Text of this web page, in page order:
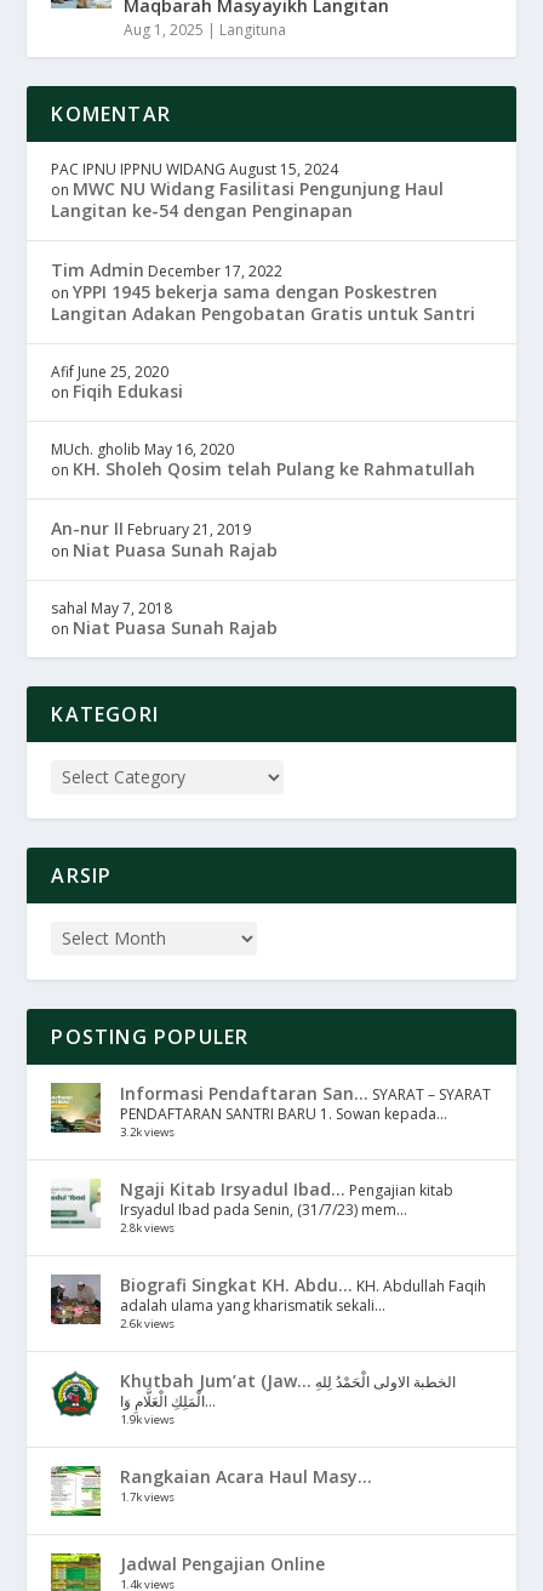
Maqbarah Masyayikh Langitan
Aug 1, 2025 | Langituna
KOMENTAR
PAC IPNU IPPNU WIDANG August 15, 2024
on MWC NU Widang Fasilitasi Pengunjung Haul
Langitan ke-54 dengan Penginapan
Tim Admin December 17, 2022
onYPPI 1945 bekerja sama dengan Poskestren
Langitan Adakan Pengobatan Gratis untuk Santri
Afif June 25, 2020
on Fiqih Edukasi
MUch. gholib May 16, 2020
on KH. Sholeh Qosim telah Pulang ke Rahmatullah
An-nur II February 21, 2019
on Niat Puasa Sunah Rajab
sahal May 7, 2018
on Niat Puasa Sunah Rajab
KATEGORI
ARSIP
POSTING POPULER
Informasi Pendaftaran San... SYARAT – SYARAT
PENDAFTARAN SANTRI BARU 1. Sowan kepada...
3.2k views
Ngaji Kitab Irsyadul Ibad... Pengajian kitab
Irsyadul Ibad pada Senin, (31/7/23) mem...
2.8k views
Biografi Singkat KH. Abdu... KH. Abdullah Faqih
adalah ulama yang kharismatik sekali...
2.6k views
Khutbah Jum’at (Jaw... الخطبة الاولى الْحَمْدُ لِلهِ
الْمَلِكِ الْعَلَّامِ وَا...
1.9k views
Rangkaian Acara Haul Masy...
1.7k views
Jadwal Pengajian Online
1.4k views